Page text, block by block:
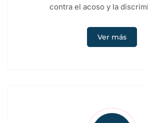
contra el acoso y la
Ver más